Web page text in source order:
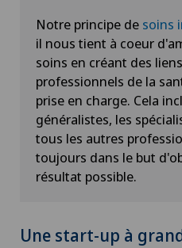
Notre principe de soins
il nous tient à coeur
soins en créant des
professionnels de la
prise en charge. Cela
généralistes, les
tous les autres
toujours dans le but
résultat possible.
Une start-up à